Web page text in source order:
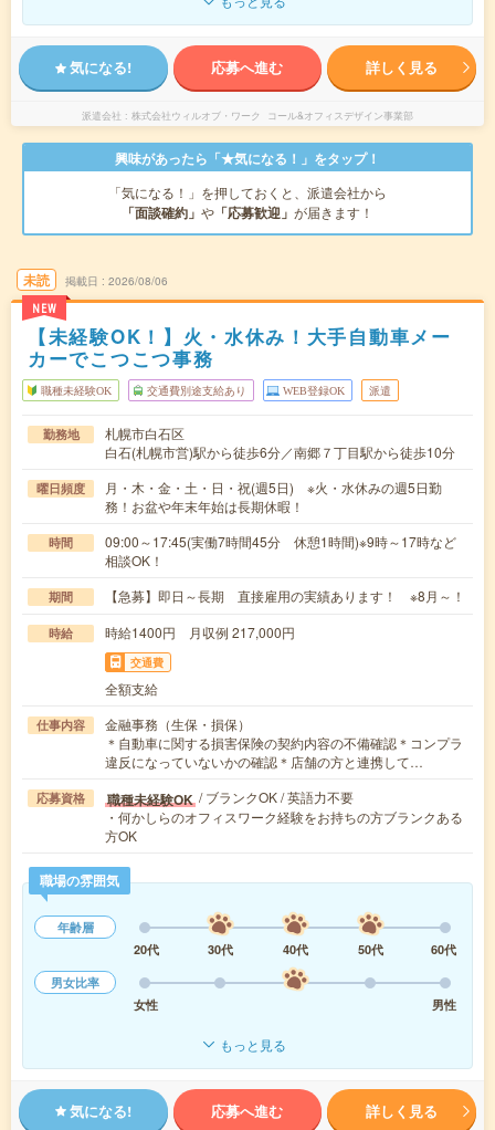
気になる! 応募へ進む 詳しく見る
派遣会社 株式会社ウィルオブ・ワーク コール&オフィスデザイン事業部
興味があったら「★気になる！」をタップ！
「気になる！」を押しておくと、派遣会社から
「面談確約」 や 「応募歓迎」 が届きます！
未読
NEW
掲載日 2026/08/06
【未経験OK！】火・水休み！大手自動車メー
カーでこつこつ事務
職種未経験OK 交通費別途支給あり WEB登録OK 派遣
勤務地
札幌市白石区
白石(札幌市営)駅から徒歩6分／南郷７丁目駅から徒歩10分
曜日頻度
月・木・金・土・日・祝(週5日) ※火・水休みの週5日勤
務！お盆や年末年始は長期休暇！
時間
09:00～17:45(実働7時間45分 休憩1時間)※9時～17時など
相談OK！
期間 【急募】即日～長期 直接雇用の実績あります！ ※8月～！
時給 時給1400円 月収例 217,000円
交通費
全額支給
仕事内容
金融事務（生保・損保）
＊自動車に関する損害保険の契約内容の不備確認＊コンプラ
違反になっていないかの確認＊店舗の方と連携して…
応募資格 職種未経験OK / ブランクOK / 英語力不要
・何かしらのオフィスワーク経験をお持ちの方ブランクある
方OK
職場の雰囲気
年齢層
20代
30代 40代 50代
60代
男女比率
女性
男性
もっと見る
気になる! 応募へ進む 詳しく見る